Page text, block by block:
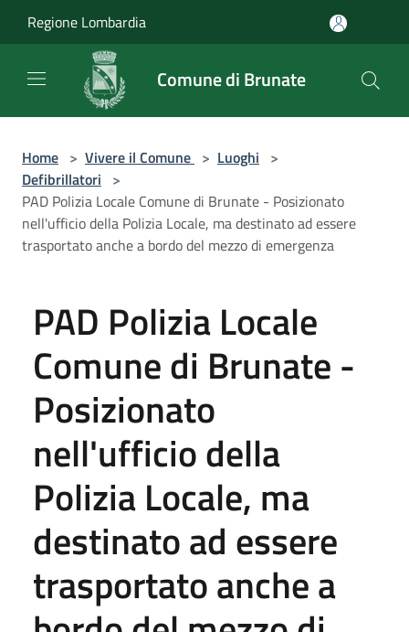
Regione Lombardia
Comune di Brunate
Home > Vivere il Comune > Luoghi >
Defibrillatori >
PAD Polizia Locale Comune di Brunate - Posizionato
nell'ufficio della Polizia Locale, ma destinato ad essere
trasportato anche a bordo del mezzo di emergenza
PAD Polizia Locale
Comune di Brunate -
Posizionato
nell'ufficio della
Polizia Locale, ma
destinato ad essere
trasportato anche a